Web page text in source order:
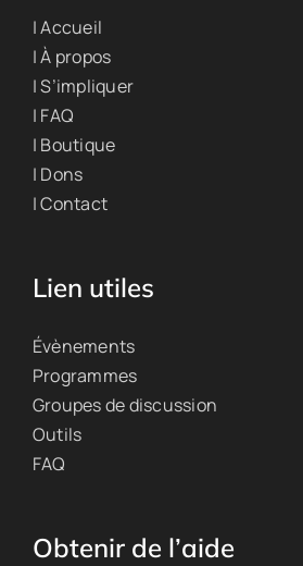
| Accueil
| À propos
| S’impliquer
| FAQ
| Boutique
| Dons
| Contact
Lien utiles
Évènements
Programmes
Groupes de discussion
Outils
FAQ
Obtenir de l’aide